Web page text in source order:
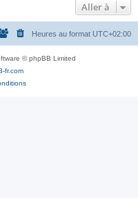
Aller à
Heures au format UTC+02:00
© phpBB Limited
fr.com